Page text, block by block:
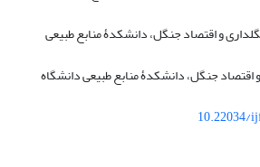
و اقتصاد جنگل، دانشکدۀ منابع طبیعی
اقتصاد جنگل، دانشکدۀ منابع طبیعی دانشگاه
10.22034/